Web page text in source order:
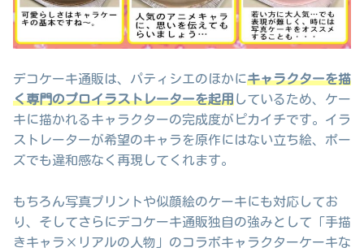
デコケーキ通販は、パティシエのほかにキャラクターを描
く専門のプロイラストレーターを起用しているため、ケー
キに描かれるキャラクターの完成度がピカイチです。イラ
ストレーターが希望のキャラを原作にはない立ち絵、ポー
ズでも違和感なく再現してくれます。
もちろん写真プリントや似顔絵のケーキにも対応してお
り、そしてさらにデコケーキ通販独自の強みとして「手描
きキャラ×リアルの人物」のコラボキャラクターケーキな